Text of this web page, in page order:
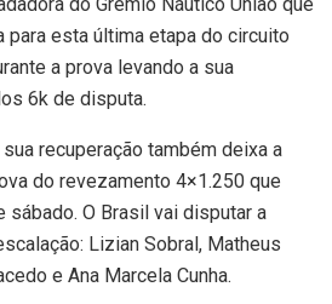
para esta última etapa do circuito
a prova levando a sua
6k de disputa.
recuperação também deixa a
do revezamento 4×1.250 que
sábado. O Brasil vai disputar a
Lizian Sobral, Matheus
e Ana Marcela Cunha.